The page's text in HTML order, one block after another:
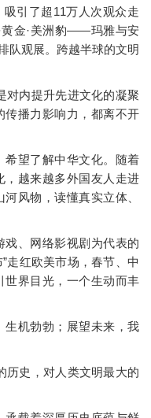
引了超11万人次观众走
黄金·美洲豹——玛雅与安
队观展。跨越半球的文明
内提升先进文化的凝聚
传播力影响力，都离不开
望了解中华文化。随着
，越来越多外国友人走进
风物，读懂真实立体、
、网络影视剧为代表的
走红欧美市场，春节、中
世界目光，一个生动而丰
机勃勃；展望未来，我
史，对人类文明最大的